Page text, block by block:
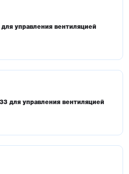
управления вентиляцией
для управления вентиляцией